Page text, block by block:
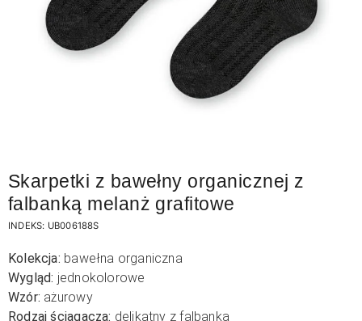
Skarpetki z bawełny organicznej z
falbanką melanż grafitowe
INDEKS: UB006188S
Kolekcja: bawełna organiczna
Wygląd: jednokolorowe
Wzór: ażurowy
Rodzaj ściągacza: delikatny z falbanką